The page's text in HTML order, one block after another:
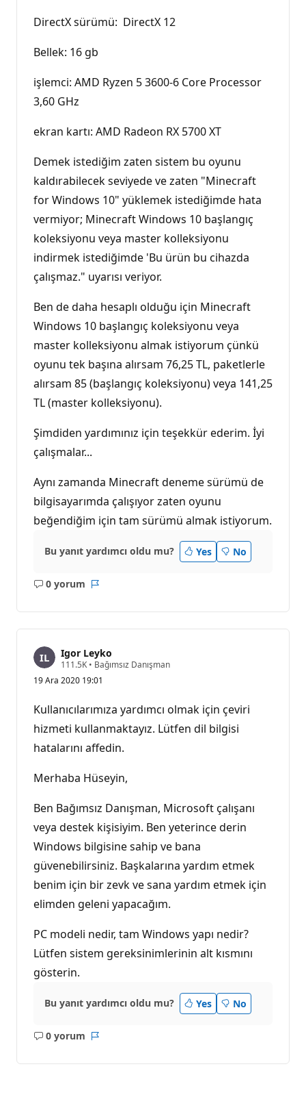
DirectX sürümü: DirectX 12
Bellek: 16 gb
işlemci: AMD Ryzen 5 3600-6 Core Processor
3,60 GHz
ekran kartı: AMD Radeon RX 5700 XT
Demek istediğim zaten sistem bu oyunu
kaldırabilecek seviyede ve zaten "Minecraft
for Windows 10" yüklemek istediğimde hata
vermiyor; Minecraft Windows 10 başlangıç
koleksiyonu veya master kolleksiyonu
indirmek istediğimde 'Bu ürün bu cihazda
çalışmaz." uyarısı veriyor.
Ben de daha hesaplı olduğu için Minecraft
Windows 10 başlangıç koleksiyonu veya
master kolleksiyonu almak istiyorum çünkü
oyunu tek başına alırsam 76,25 TL, paketlerle
alırsam 85 (başlangıç koleksiyonu) veya 141,25
TL (master kolleksiyonu).
Şimdiden yardımınız için teşekkür ederim. İyi
çalışmalar...
Aynı zamanda Minecraft deneme sürümü de
bilgisayarımda çalışıyor zaten oyunu
beğendiğim için tam sürümü almak istiyorum.
Bu yanıt yardımcı oldu mu? Yes No
0 yorum
Açıklama
Igor Leyko
111.5K S
y
ı
n
l
ı
k
a
• Bağımsız Danışman
19 Ara 2020 19:01
Kullanıcılarımıza yardımcı olmak için çeviri
hizmeti kullanmaktayız. Lütfen dil bilgisi
hatalarını affedin.
Merhaba Hüseyin,
Ben Bağımsız Danışman, Microsoft çalışanı
veya destek kişisiyim. Ben yeterince derin
Windows bilgisine sahip ve bana
güvenebilirsiniz. Başkalarına yardım etmek
benim için bir zevk ve sana yardım etmek için
elimden geleni yapacağım.
PC modeli nedir, tam Windows yapı nedir?
Lütfen sistem gereksinimlerinin alt kısmını
gösterin.
Bu yanıt yardımcı oldu mu? Yes No
0 yorum
Açıklama